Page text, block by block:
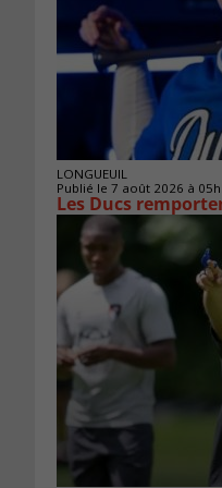
LONGUEUIL
Publié le 7 août 2026 à
Les Ducs